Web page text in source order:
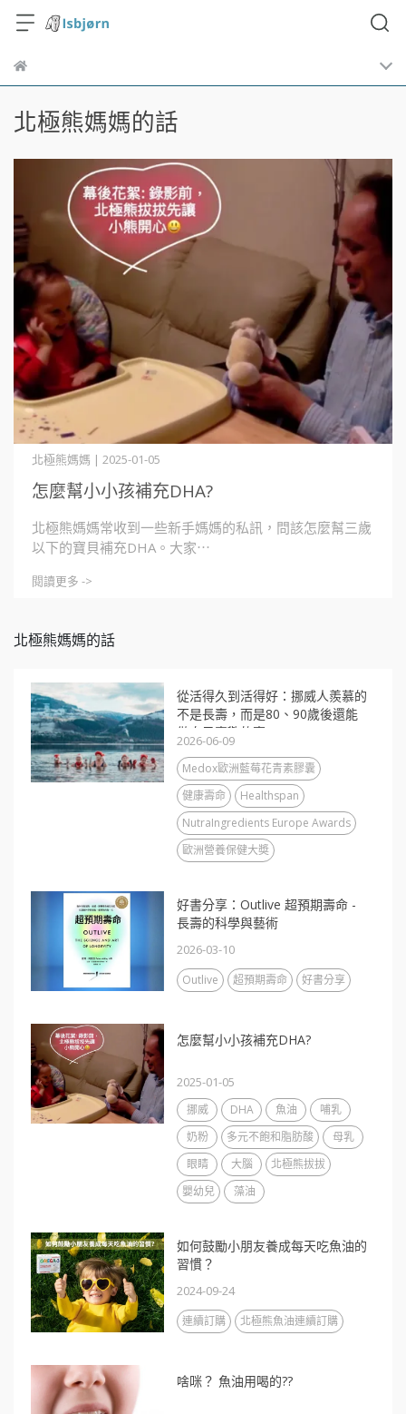
北極熊媽媽的話
怎麼幫小小孩補充DHA?
北極熊媽媽 | 2025-01-05
北極熊媽媽常收到一些新手媽媽的私訊，問該怎麼幫三歲
以下的寶貝補充DHA。大家⋯
閱讀更多 ->
北極熊媽媽的話
從活得久到活得好：挪威人羨慕的
不是長壽，而是80、90歲後還能
做自己喜歡的事
2026-06-09
Medox歐洲藍莓花青素膠囊
健康壽命
Healthspan
NutraIngredients Europe Awards
歐洲營養保健大奬
好書分享：Outlive 超預期壽命 -
長壽的科學與藝術
2026-03-10
Outlive 超預期壽命 好書分享
怎麼幫小小孩補充DHA?
2025-01-05
挪威 DHA 魚油
哺乳
奶粉
多元不飽和脂肪酸
母乳
眼睛
大腦
北極熊拔拔
嬰幼兒
藻油
如何鼓勵小朋友養成每天吃魚油的
習慣？
2024-09-24
連續訂購 北極熊魚油連續訂購
啥咪？ 魚油用喝的??